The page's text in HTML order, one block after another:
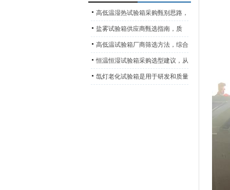
高低温湿热试验箱采购甄别思路，
依托产品质量与市场表现选型
盐雾试验箱供应商甄选指南，质
量、信誉、服务多维对比方法
高低温试验箱厂商筛选方法，综合
实力多维度甄别采购参考
恒温恒湿试验箱采购选型建议，从
口碑与综合实力规避采购风险
氙灯老化试验箱是用于研发和质量